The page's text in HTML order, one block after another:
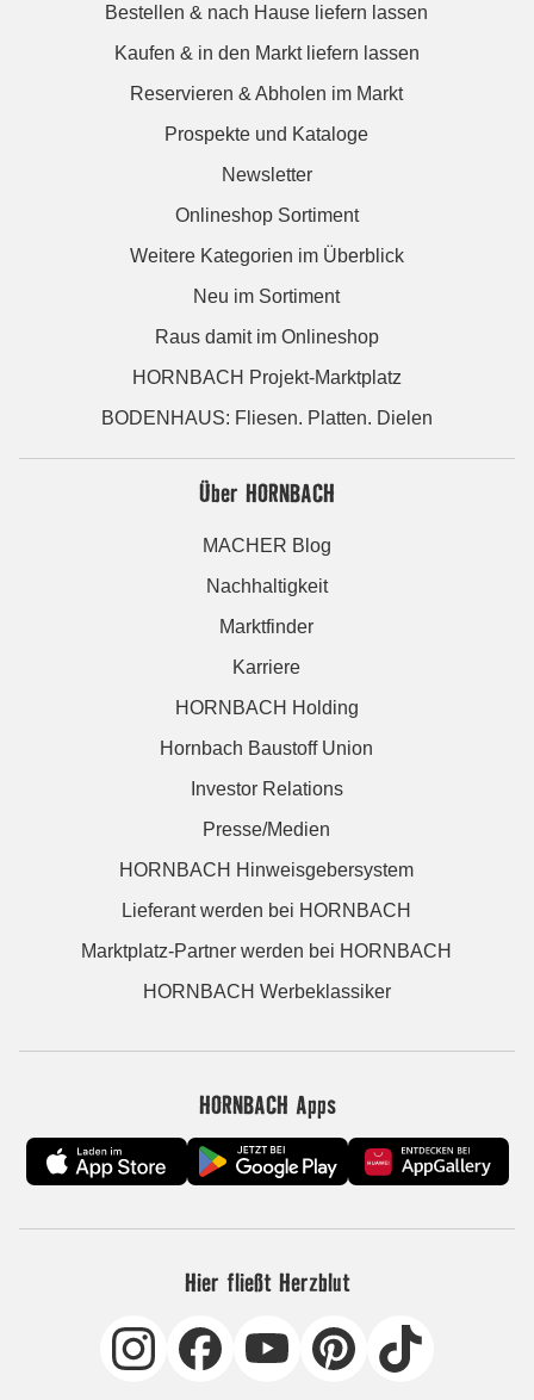
Bestellen & nach Hause liefern lassen
Kaufen & in den Markt liefern lassen
Reservieren & Abholen im Markt
Prospekte und Kataloge
Newsletter
Onlineshop Sortiment
Weitere Kategorien im Überblick
Neu im Sortiment
Raus damit im Onlineshop
HORNBACH Projekt-Marktplatz
BODENHAUS: Fliesen. Platten. Dielen
Über HORNBACH
MACHER Blog
Nachhaltigkeit
Marktfinder
Karriere
HORNBACH Holding
Hornbach Baustoff Union
Investor Relations
Presse/Medien
HORNBACH Hinweisgebersystem
Lieferant werden bei HORNBACH
Marktplatz-Partner werden bei HORNBACH
HORNBACH Werbeklassiker
HORNBACH Apps
Hier fließt Herzblut